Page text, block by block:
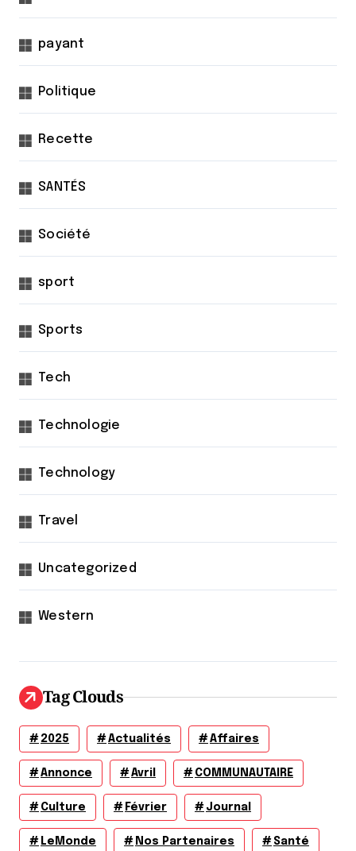
payant
Politique
Recette
SANTÉS
Société
sport
Sports
Tech
Technologie
Technology
Travel
Uncategorized
Western
Tag Clouds
2025 Actualités Affaires
Annonce Avril COMMUNAUTAIRE
Culture Février Journal
LeMonde Nos Partenaires Santé